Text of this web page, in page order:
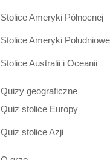
Stolice Ameryki Północnej
Stolice Ameryki
Stolice Australii i Oceanii
Quizy geograficzne
Quiz stolice Europy
Quiz stolice Azji